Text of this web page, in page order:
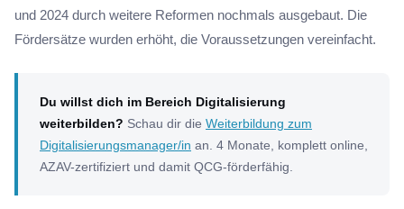
und 2024 durch weitere Reformen nochmals ausgebaut. Die
Fördersätze wurden erhöht, die Voraussetzungen vereinfacht.
Du willst dich im Bereich Digitalisierung
weiterbilden? Schau dir die Weiterbildung zum
Digitalisierungsmanager/in an. 4 Monate, komplett online,
AZAV-zertifiziert und damit QCG-förderfähig.